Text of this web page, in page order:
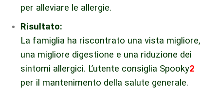
per alleviare le allergie.
Risultato:
La famiglia ha riscontrato una vista migliore,
una migliore digestione e una riduzione dei
sintomi allergici. L’utente consiglia Spooky2
per il mantenimento della salute generale.